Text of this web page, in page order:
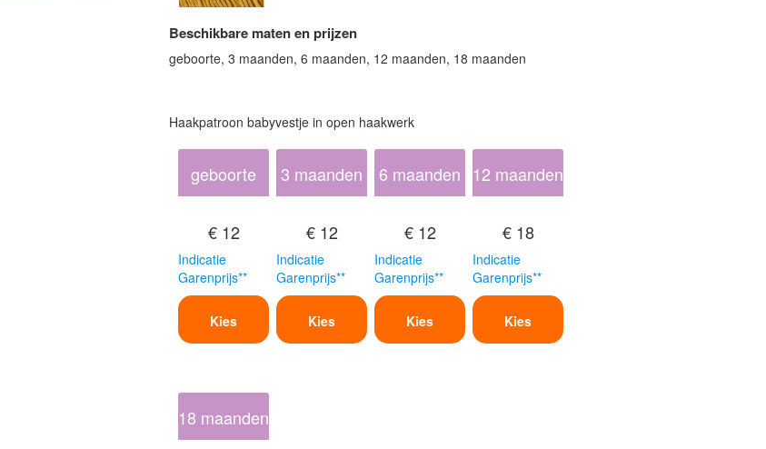
Beschikbare maten en prijzen
geboorte, 3 maanden, 6 maanden, 12 maanden, 18 maanden
Haakpatroon babyvestje in open haakwerk
geboorte
€ 12
Indicatie
Garenprijs**
Kies
3 maanden
€ 12
Indicatie
Garenprijs**
Kies
6 maanden
€ 12
Indicatie
Garenprijs**
Kies
12 maanden
€ 18
Indicatie
Garenprijs**
Kies
18 maanden